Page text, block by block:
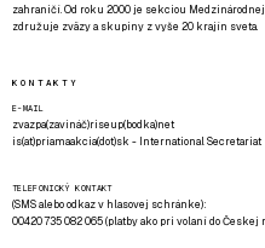
zahraničí. Od roku 2000 je sekciou
združuje zväzy a skupiny z vyše 20 krajín sveta.
KONTAKTY
E-MAIL
zvazpa(zavináč)riseup(bodka)net
is(at)priamaakcia(dot)sk - International Secretariat
TELEFONICKÝ KONTAKT
(SMS alebo odkaz v hlasovej schránke):
00420 735 082 065 (platby ako pri volaní do